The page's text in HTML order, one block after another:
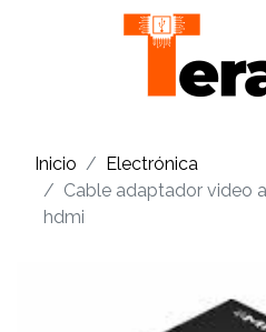
Inicio
Electrónica
Cable adaptador video
hdmi